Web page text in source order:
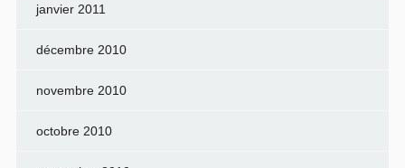
janvier 2011
décembre 2010
novembre 2010
octobre 2010